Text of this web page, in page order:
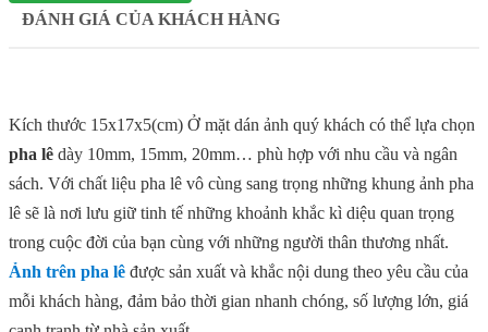
ĐÁNH GIÁ CỦA KHÁCH HÀNG
Kích thước 15x17x5(cm) Ở mặt dán ảnh quý khách có thể lựa chọn
pha lê dày 10mm, 15mm, 20mm… phù hợp với nhu cầu và ngân
sách. Với chất liệu pha lê vô cùng sang trọng những khung ảnh pha
lê sẽ là nơi lưu giữ tinh tế những khoảnh khắc kì diệu quan trọng
trong cuộc đời của bạn cùng với những người thân thương nhất.
Ảnh trên pha lê được sản xuất và khắc nội dung theo yêu cầu của
mỗi khách hàng, đảm bảo thời gian nhanh chóng, số lượng lớn, giá